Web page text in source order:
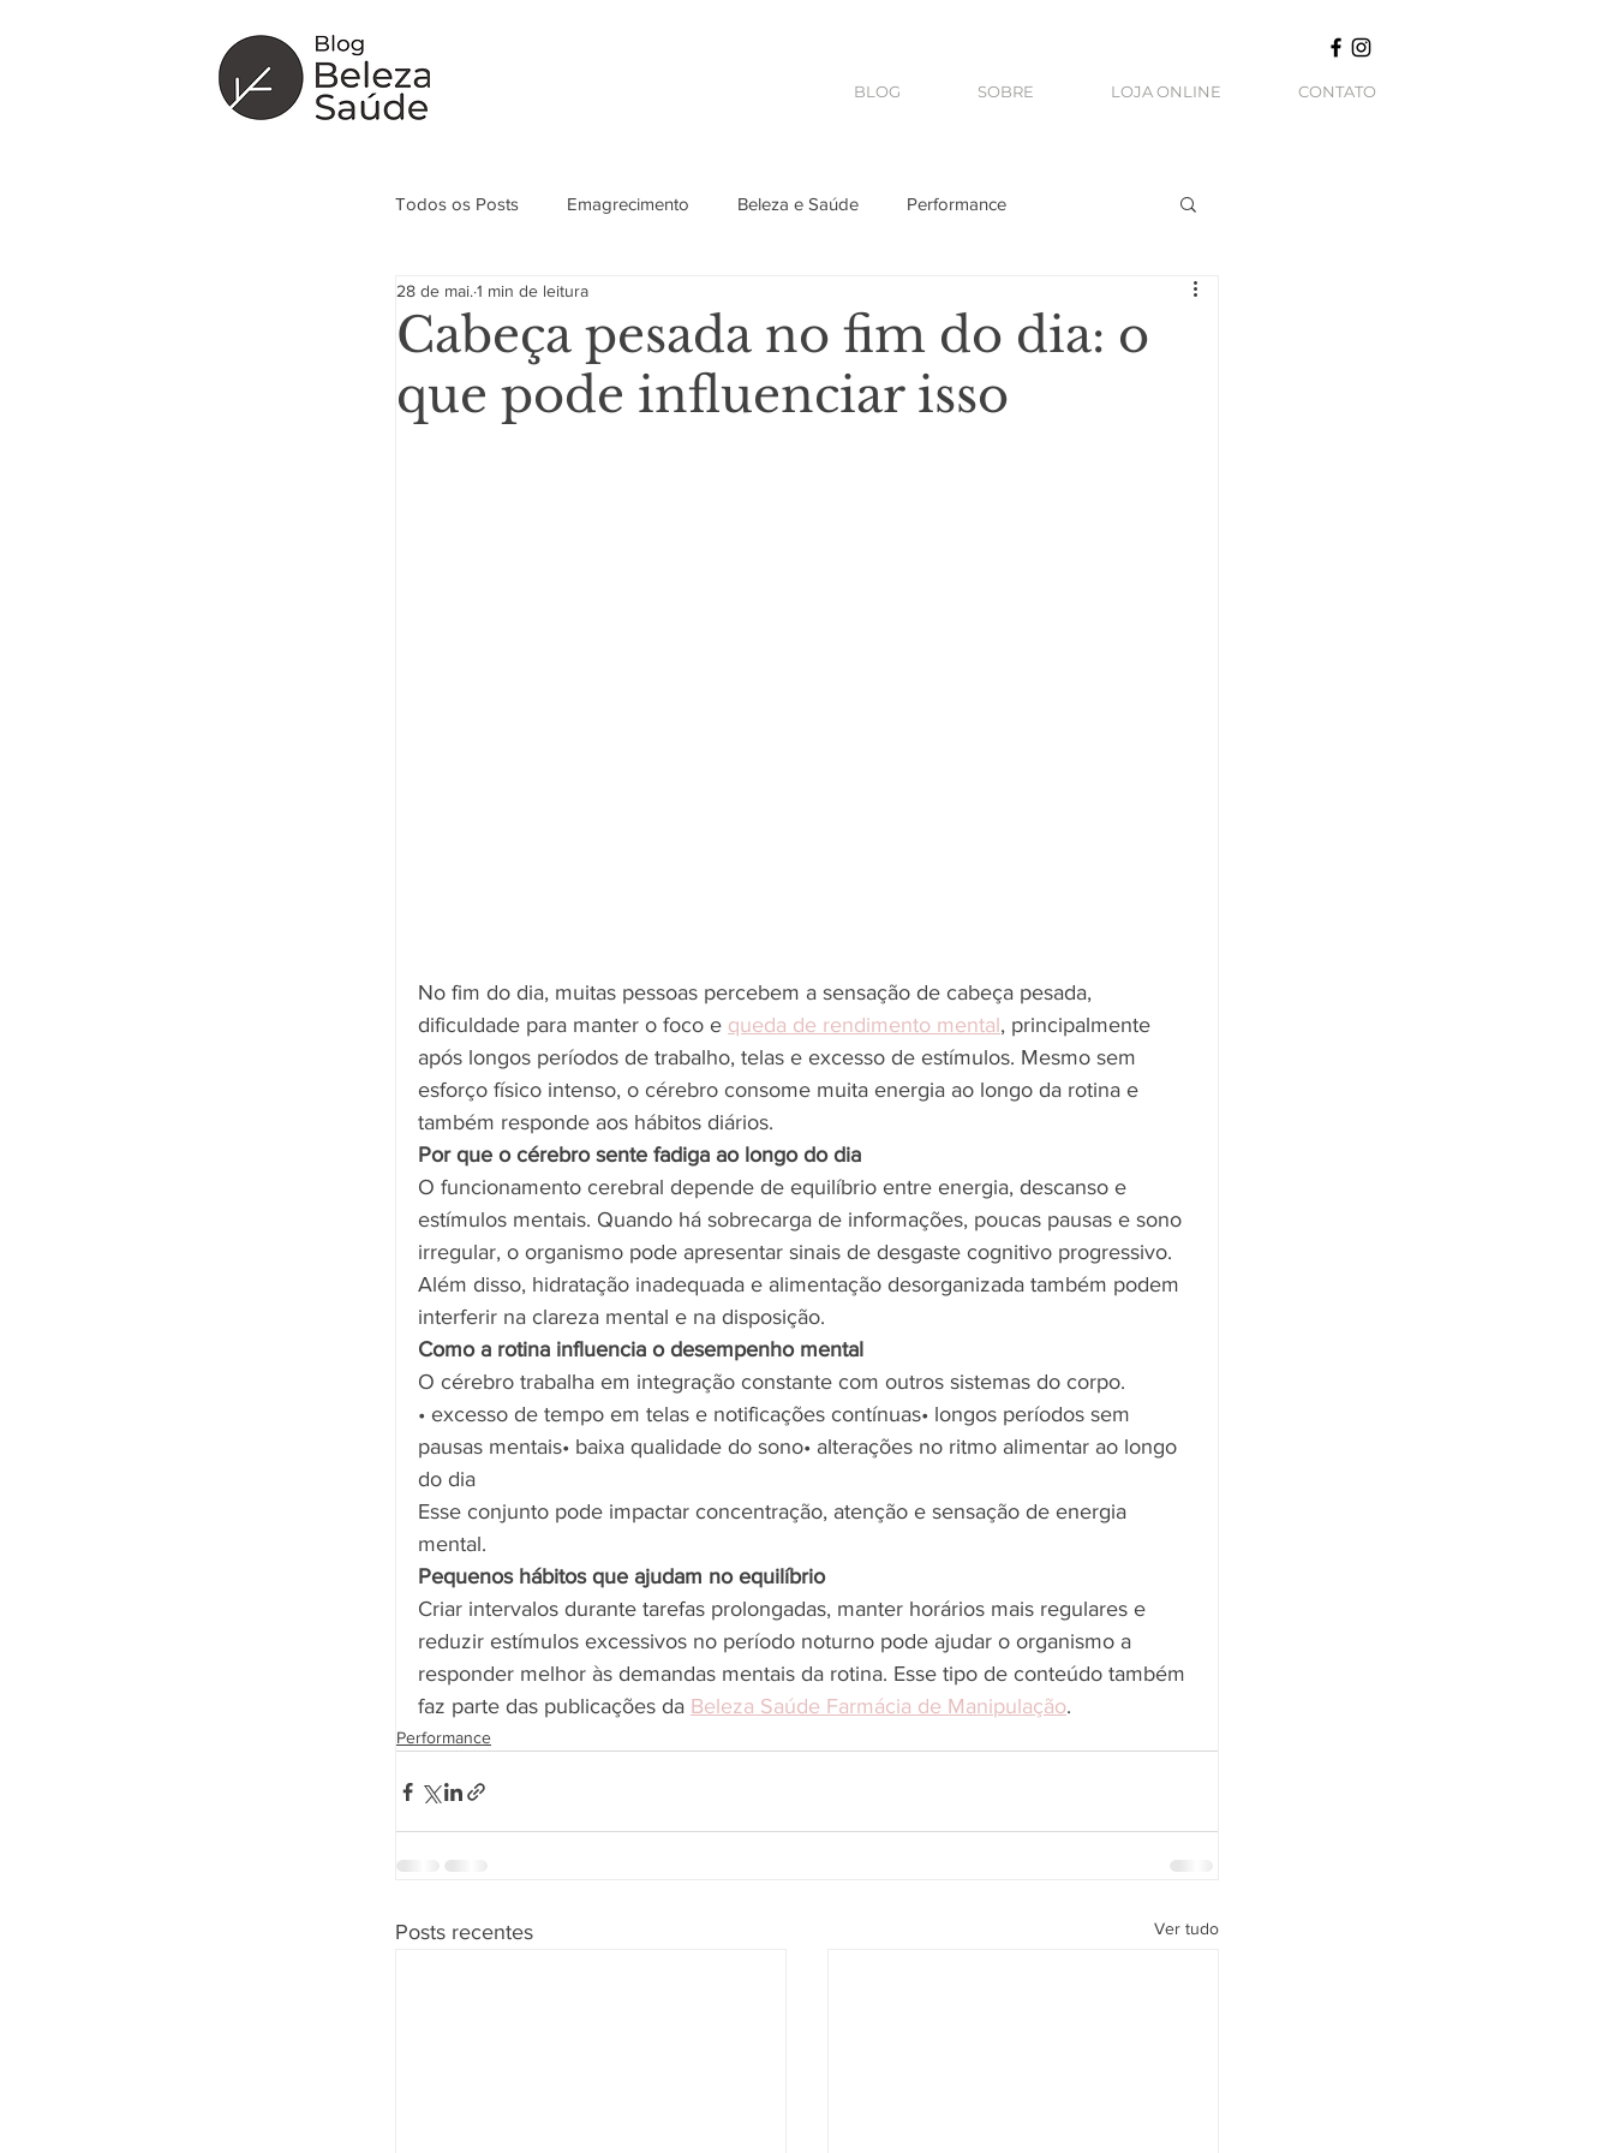
BLOG SOBRE LOJA ONLINE CONTATO
Todos os Posts Emagrecimento Beleza e Saúde Performance
Curiosidades
Cabeça pesada no fim do dia: o
que pode influenciar isso
28 de mai. 1 min de leitura
No fim do dia, muitas pessoas percebem a sensação de cabeça pesada,
dificuldade para manter o foco e queda de rendimento mental, principalmente
após longos períodos de trabalho, telas e excesso de estímulos. Mesmo sem
esforço físico intenso, o cérebro consome muita energia ao longo da rotina e
também responde aos hábitos diários.
Por que o cérebro sente fadiga ao longo do dia
O funcionamento cerebral depende de equilíbrio entre energia, descanso e
estímulos mentais. Quando há sobrecarga de informações, poucas pausas e sono
irregular, o organismo pode apresentar sinais de desgaste cognitivo progressivo.
Além disso, hidratação inadequada e alimentação desorganizada também podem
interferir na clareza mental e na disposição.
Como a rotina influencia o desempenho mental
O cérebro trabalha em integração constante com outros sistemas do corpo.
• excesso de tempo em telas e notificações contínuas• longos períodos sem
pausas mentais• baixa qualidade do sono• alterações no ritmo alimentar ao longo
do dia
Esse conjunto pode impactar concentração, atenção e sensação de energia
mental.
Pequenos hábitos que ajudam no equilíbrio
Criar intervalos durante tarefas prolongadas, manter horários mais regulares e
reduzir estímulos excessivos no período noturno pode ajudar o organismo a
responder melhor às demandas mentais da rotina. Esse tipo de conteúdo também
faz parte das publicações da Beleza Saúde Farmácia de Manipulação.
Performance
Posts recentes Ver tudo